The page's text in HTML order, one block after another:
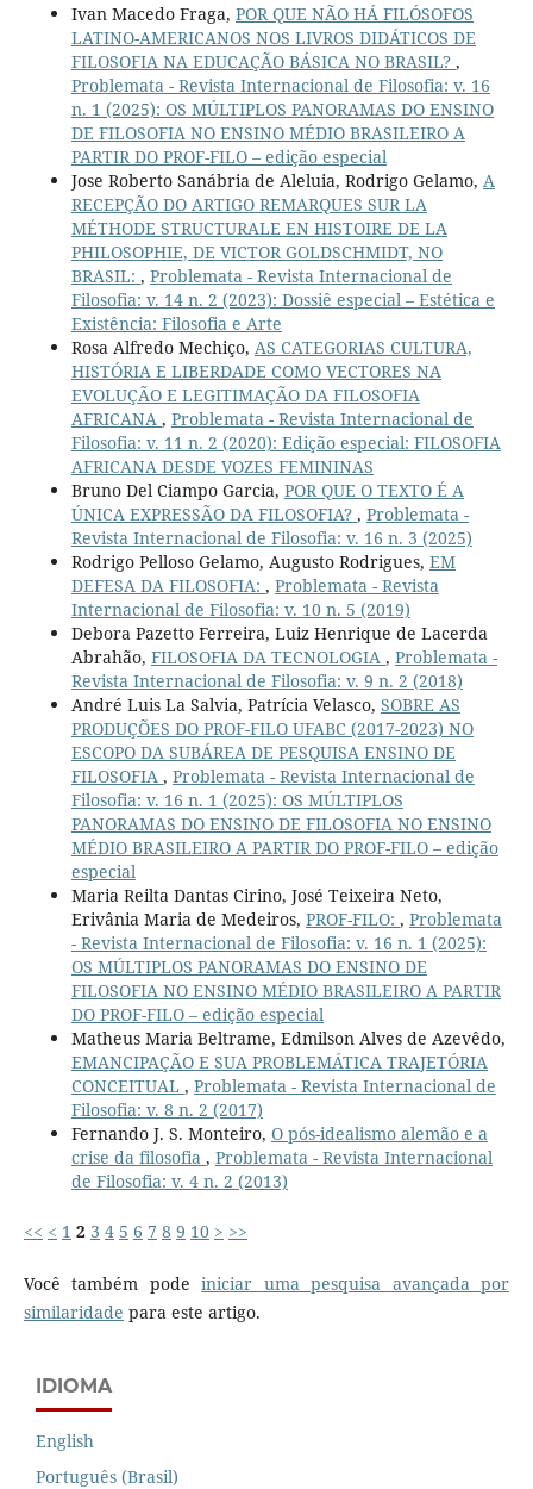
Ivan Macedo Fraga, POR QUE NÃO HÁ FILÓSOFOS
LATINO-AMERICANOS NOS LIVROS DIDÁTICOS DE
FILOSOFIA NA EDUCAÇÃO BÁSICA NO BRASIL? ,
Problemata - Revista Internacional de Filosofia: v. 16
n. 1 (2025): OS MÚLTIPLOS PANORAMAS DO ENSINO
DE FILOSOFIA NO ENSINO MÉDIO BRASILEIRO A
PARTIR DO PROF-FILO – edição especial
Jose Roberto Sanábria de Aleluia, Rodrigo Gelamo, A
RECEPÇÃO DO ARTIGO REMARQUES SUR LA
MÉTHODE STRUCTURALE EN HISTOIRE DE LA
PHILOSOPHIE, DE VICTOR GOLDSCHMIDT, NO
BRASIL: , Problemata - Revista Internacional de
Filosofia: v. 14 n. 2 (2023): Dossiê especial – Estética e
Existência: Filosofia e Arte
Rosa Alfredo Mechiço, AS CATEGORIAS CULTURA,
HISTÓRIA E LIBERDADE COMO VECTORES NA
EVOLUÇÃO E LEGITIMAÇÃO DA FILOSOFIA
AFRICANA , Problemata - Revista Internacional de
Filosofia: v. 11 n. 2 (2020): Edição especial: FILOSOFIA
AFRICANA DESDE VOZES FEMININAS
Bruno Del Ciampo Garcia, POR QUE O TEXTO É A
ÚNICA EXPRESSÃO DA FILOSOFIA? , Problemata -
Revista Internacional de Filosofia: v. 16 n. 3 (2025)
Rodrigo Pelloso Gelamo, Augusto Rodrigues, EM
DEFESA DA FILOSOFIA: , Problemata - Revista
Internacional de Filosofia: v. 10 n. 5 (2019)
Debora Pazetto Ferreira, Luiz Henrique de Lacerda
Abrahão, FILOSOFIA DA TECNOLOGIA , Problemata -
Revista Internacional de Filosofia: v. 9 n. 2 (2018)
André Luis La Salvia, Patrícia Velasco, SOBRE AS
PRODUÇÕES DO PROF-FILO UFABC (2017-2023) NO
ESCOPO DA SUBÁREA DE PESQUISA ENSINO DE
FILOSOFIA , Problemata - Revista Internacional de
Filosofia: v. 16 n. 1 (2025): OS MÚLTIPLOS
PANORAMAS DO ENSINO DE FILOSOFIA NO ENSINO
MÉDIO BRASILEIRO A PARTIR DO PROF-FILO – edição
especial
Maria Reilta Dantas Cirino, José Teixeira Neto,
Erivânia Maria de Medeiros, PROF-FILO: , Problemata
- Revista Internacional de Filosofia: v. 16 n. 1 (2025):
OS MÚLTIPLOS PANORAMAS DO ENSINO DE
FILOSOFIA NO ENSINO MÉDIO BRASILEIRO A PARTIR
DO PROF-FILO – edição especial
Matheus Maria Beltrame, Edmilson Alves de Azevêdo,
EMANCIPAÇÃO E SUA PROBLEMÁTICA TRAJETÓRIA
CONCEITUAL , Problemata - Revista Internacional de
Filosofia: v. 8 n. 2 (2017)
Fernando J. S. Monteiro, O pós-idealismo alemão e a
crise da filosofia , Problemata - Revista Internacional
de Filosofia: v. 4 n. 2 (2013)
<< < 1 2 3 4 5 6 7 8 9 10 > >>
Você também podeiniciar uma pesquisa avançada por
similaridade para este artigo.
IDIOMA
English
Português (Brasil)